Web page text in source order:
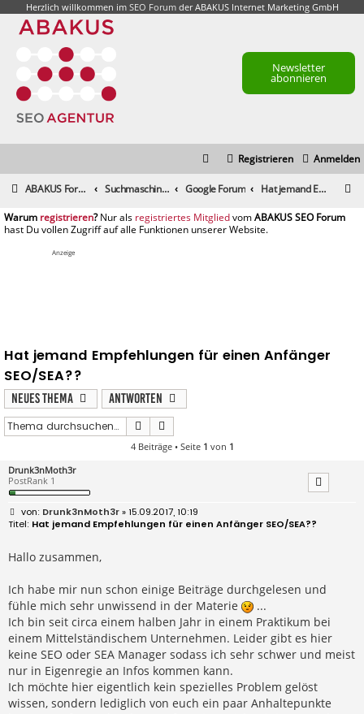
Herzlich willkommen im SEO Forumder ABAKUS Internet Marketing GmbH
Newsletter
abonnieren
Anmelden
Registrieren
ABAKUS Foren-Übersicht Suchmaschinenmarketing (SEM) / Suchmaschinenoptimierung (SEO) Google Forum Hat jemand Empfehlungen für einen Anfänger SEO/SEA??
registrieren registriertes Mitglied
Anzeige
Hat jemand Empfehlungen für einen Anfänger
SEO/SEA??
Neues Thema
Antworten
Suche
4 Beiträge • Seite 1 von 1
Drunk3nMoth3r
PostRank 1
B
e
i
r
a
Drunk3nMoth3r» 15.09.2017, 10:19
Hat jemand Empfehlungen für einen Anfänger SEO/SEA??
Hallo zusammen,
Ich habe mir nun schon einige Beiträge durchgelesen und
fühle mich sehr unwissend in der Materie
...
Ich bin seit circa einem halben Jahr in einem Praktikum bei
einem Mittelständischem Unternehmen. Leider gibt es hier
keine SEO oder SEA Manager sodass ich sehr schwer und meist
nur in Eigenregie an Infos kommen kann.
Ich möchte hier eigentlich kein spezielles Problem gelöst
wissen, sondern lediglich von euch ein paar Anhaltepunkte